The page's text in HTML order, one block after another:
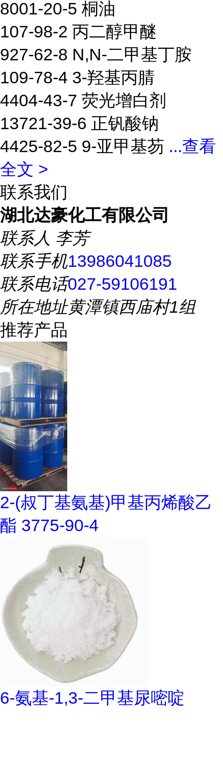
8001-20-5 桐油
107-98-2 丙二醇甲醚
927-62-8 N,N-二甲基丁胺
109-78-4 3-羟基丙腈
4404-43-7 荧光增白剂
13721-39-6 正钒酸钠
4425-82-5 9-亚甲基芴 ...查看
全文 >
联系我们
湖北达豪化工有限公司
联系人 李芳
联系手机13986041085
联系电话027-59106191
所在地址黄潭镇西庙村1组
推荐产品
2-(叔丁基氨基)甲基丙烯酸乙
酯 3775-90-4
6-氨基-1,3-二甲基尿嘧啶